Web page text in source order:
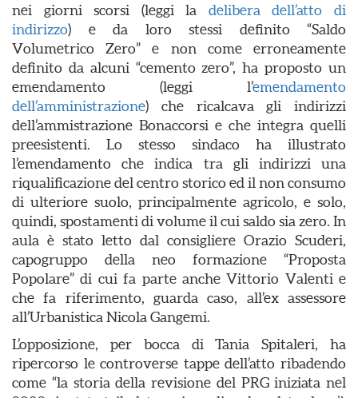
nei giorni scorsi (leggi la delibera dell’atto di
indirizzo) e da loro stessi definito “Saldo
Volumetrico Zero” e non come erroneamente
definito da alcuni “cemento zero”, ha proposto un
emendamento (leggi l’emendamento
dell’amministrazione) che ricalcava gli indirizzi
dell’ammistrazione Bonaccorsi e che integra quelli
preesistenti. Lo stesso sindaco ha illustrato
l’emendamento che indica tra gli indirizzi una
riqualificazione del centro storico ed il non consumo
di ulteriore suolo, principalmente agricolo, e solo,
quindi, spostamenti di volume il cui saldo sia zero. In
aula è stato letto dal consigliere Orazio Scuderi,
capogruppo della neo formazione “Proposta
Popolare” di cui fa parte anche Vittorio Valenti e
che fa riferimento, guarda caso, all’ex assessore
all’Urbanistica Nicola Gangemi.
L’opposizione, per bocca di Tania Spitaleri, ha
ripercorso le controverse tappe dell’atto ribadendo
come “la storia della revisione del PRG iniziata nel